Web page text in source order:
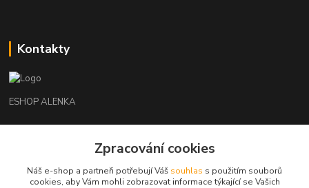
Kontakty
ESHOP ALENKA
+420602541312Zpracování cookies
Náš e-shop a partneři potřebují Váš souhlas s použitím souborů
cookies, aby Vám mohli zobrazovat informace týkající se Vašich